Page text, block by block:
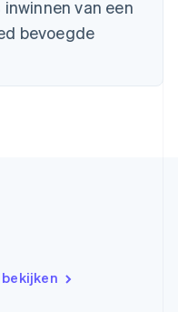
van een
bevoegde